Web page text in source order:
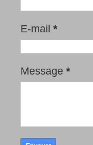
E-mail *
Message *